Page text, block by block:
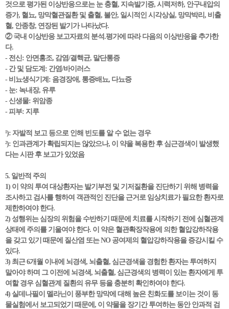
것으로 평가된 이상반응으로는 눈 충혈, 지속발기증, 시력저하, 안구내압의
증가, 혈뇨, 망막혈관질환 및 출혈, 불안, 일시적인 시각상실, 망막박리, 비출
혈, 안종창, 연장된 발기가 나타났다.
② 국내 이상반응 보고자료의 분석.평가에 따라 다음의 이상반응을 추가한
다.
- 전신: 안면홍조, 감염/결핵균, 말단통증
- 간 및 담도계: 간염/바이러스
- 비뇨생식기계: 음경장애, 통증배뇨, 다뇨증
- 눈: 녹내장, 유루
- 신생물: 위암종
- 피부: 지루
¹): 자발적 보고 등으로 인해 빈도를 알 수 없는 경우
²): 인과관계가 확립되지는 않았으나, 이 약을 복용한 후 심근경색이 발생했
다는 시판 후 보고가 있었음
5. 일반적 주의
1) 이 약의 투여 대상환자는 발기부전 및 기저질환을 진단하기 위해 병력을
조사하고 검사를 행하여 객관적인 진단을 근거로 임상치료가 필요한 환자로
제한하여야 한다.
2) 성행위는 심장의 위험을 수반하기 때문에 치료를 시작하기 전에 심혈관계
상태에 주의를 기울여야 한다. 이 약은 혈관확장작용에 의한 혈압강하작용
을 갖고 있기 때문에 질산염 또는 NO 공여제의 혈압강하작용을 증강시킬 수
있다.
3) 최근 6개월 이내에 뇌경색, 뇌출혈, 심근경색을 경험한 환자는 투여하지
말아야 하며 그 이전에 뇌경색, 뇌출혈, 심근경색의 병력이 있는 환자에게 투
여할 경우 심혈관계 질환의 유무 등을 충분히 확인하여야 한다.
4) 실데나필이 멜라닌이 풍부한 망막에 대해 높은 친화도를 보이는 것이 동
물실험에서 보고되었기 때문에, 이 약물을 장기간 투여하는 동안 안과적 검